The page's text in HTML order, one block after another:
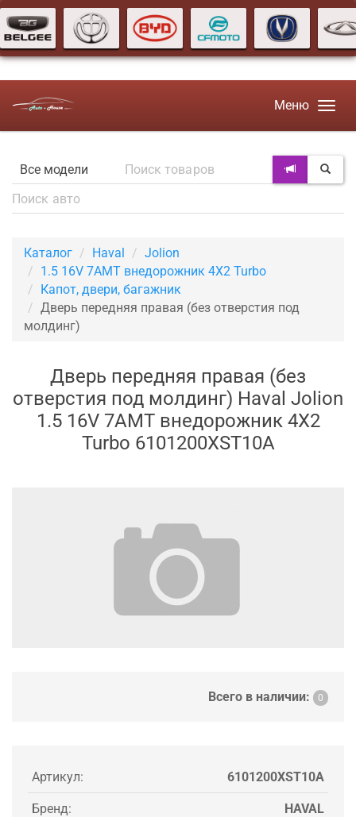
Меню
Каталог Haval
Jolion
1.5 16V 7AMT внедорожник 4X2 Turbo
Капот, двери, багажник
Дверь передняя правая (без отверстия под
молдинг)
Дверь передняя правая (без
отверстия под молдинг) Haval Jolion
1.5 16V 7AMT внедорожник 4X2
Turbo 6101200XST10A
Всего в наличии: 0
Артикул: 6101200XST10A
Бренд: HAVAL